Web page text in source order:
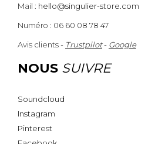
Mail : hello@singulier-store.com
Numéro : 06 60 08 78 47
Avis clients - Trustpilot- Google
NOUS SUIVRE
Soundcloud
Instagram
Pinterest